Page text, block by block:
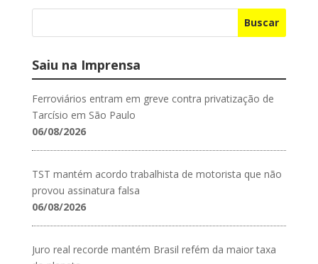
Buscar
Saiu na Imprensa
Ferroviários entram em greve contra privatização de
Tarcísio em São Paulo
06/08/2026
TST mantém acordo trabalhista de motorista que não
provou assinatura falsa
06/08/2026
Juro real recorde mantém Brasil refém da maior taxa